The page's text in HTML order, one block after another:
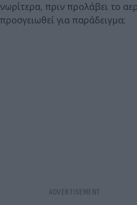
νωρίτερα, πριν προλάβει το
προσγειωθεί για παράδειγμα;